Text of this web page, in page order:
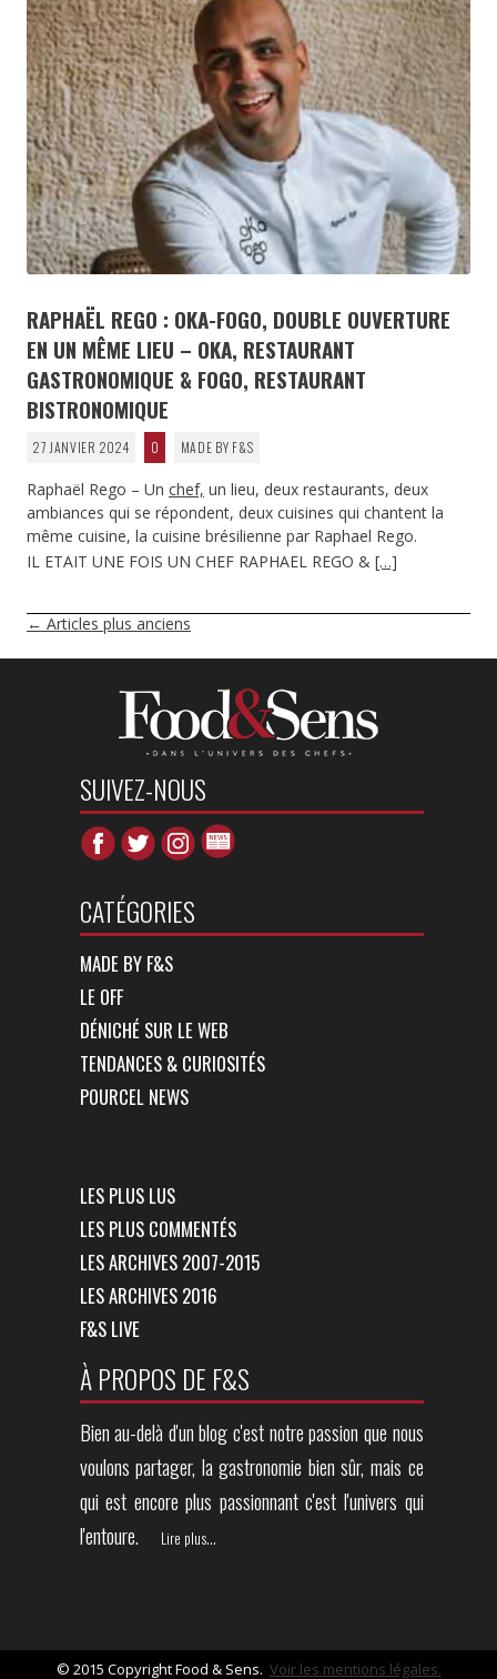
RAPHAËL REGO : OKA-FOGO, DOUBLE OUVERTURE
EN UN MÊME LIEU – OKA, RESTAURANT
GASTRONOMIQUE & FOGO, RESTAURANT
BISTRONOMIQUE
27 JANVIER 2024 0 MADE BY F&S
Raphaël Rego – Un chef, un lieu, deux restaurants, deux
ambiances qui se répondent, deux cuisines qui chantent la
même cuisine, la cuisine brésilienne par Raphael Rego.
IL ETAIT UNE FOIS UN CHEF RAPHAEL REGO & […]
NAVIGATION
DES
← Articles plus anciens
SUIVEZ-NOUS
CATÉGORIES
MADE BY F&S
LE OFF
DÉNICHÉ SUR LE WEB
TENDANCES & CURIOSITÉS
POURCEL NEWS
LES PLUS LUS
LES PLUS COMMENTÉS
LES ARCHIVES 2007-2015
LES ARCHIVES 2016
F&S LIVE
À PROPOS DE F&S
Bien au-delà d'un blog c'est notre passion que nous
voulons partager, la gastronomie bien sûr, mais ce
qui est encore plus passionnant c'est l'univers qui
l'entoure.
Lire plus...
© 2015 Copyright Food & Sens. Voir les mentions légales.